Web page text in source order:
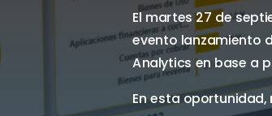
El martes 27 de
evento lanzamiento
Analytics en base a
En esta oportunidad,